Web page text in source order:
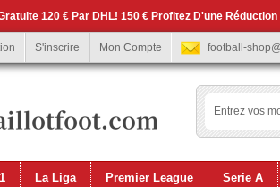
120 € Par DHL! 150 € Profitez D'une
S'inscrire Mon Compte football-
La Liga Premier League Serie A